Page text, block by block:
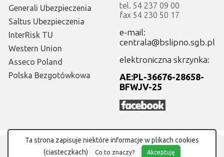
Generali Ubezpieczenia
Saltus Ubezpieczenia
InterRisk TU
Western Union
Asseco Poland
Polska Bezgotówkowa
tel. 54 237 09 00
fax 54 230 50 17
e-mail:
centrala@bslipno.sgb.pl
elektroniczna skrzynka:
AE:PL-36676-28658-
BFWJV-25
Bank Spółdzielczy w Lipnie
Projekt i wykonanie:
Ta strona zapisuje niektóre informacje w plikach cookies
(ciasteczkach)
Co to znaczy? Akceptuję